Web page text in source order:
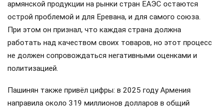
армянской продукции на рынки стран ЕАЭС остаются
острой проблемой и для Еревана, и для самого союза.
При этом он признал, что каждая страна должна
работать над качеством своих товаров, но этот процесс
не должен сопровождаться негативными оценками и
политизацией.
Пашинян также привёл цифры: в 2025 году Армения
направила около 319 миллионов долларов в общий